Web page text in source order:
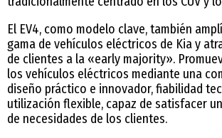
El EV4, como modelo clave, también
gama de vehículos eléctricos de Kia y
de clientes a la «early majority».
los vehículos eléctricos mediante una
diseño práctico e innovador, fiabilidad
utilización flexible, capaz de satisfacer
de necesidades de los clientes.